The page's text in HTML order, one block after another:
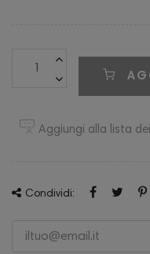
Aggiungi alla lista
Condividi: